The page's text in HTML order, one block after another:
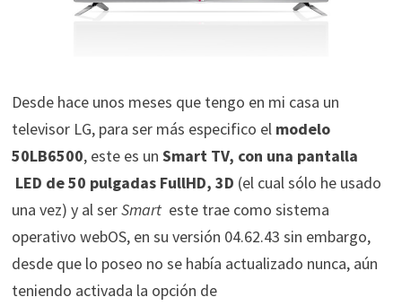
Desde hace unos meses que tengo en mi casa un
televisor LG, para ser más especifico el modelo
50LB6500, este es un Smart TV, con una pantalla
LED de 50 pulgadas FullHD, 3D (el cual sólo he usado
una vez) y al serSmart este trae como sistema
operativo webOS, en su versión 04.62.43 sin embargo,
desde que lo poseo no se había actualizado nunca, aún
teniendo activada la opción de